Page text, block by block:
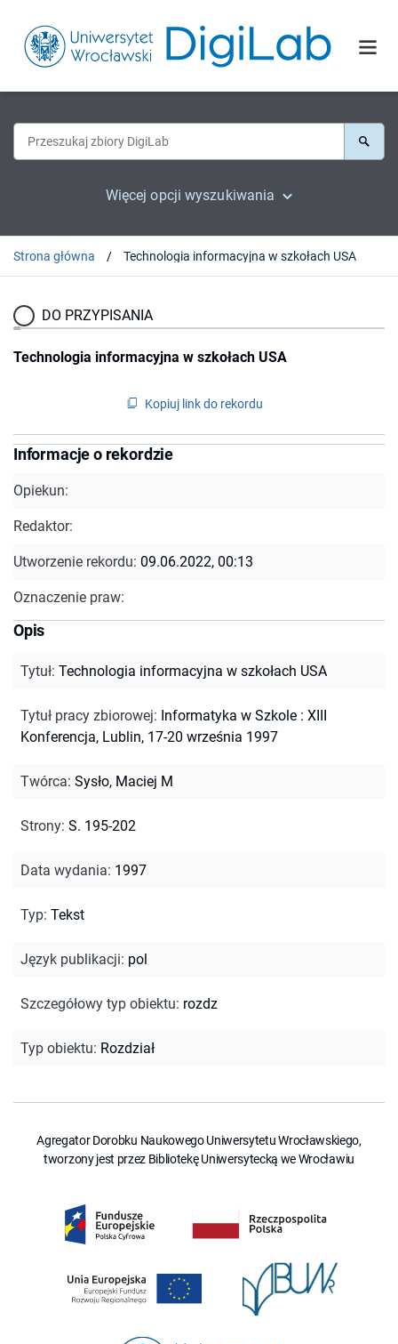
Więcej opcji wyszukiwania
Strona główna Technologia informacyjna w szkołach USA
DO PRZYPISANIA
Technologia informacyjna w szkołach USA
Kopiuj link do rekordu
Informacje o rekordzie
Opiekun:
Redaktor:
Utworzenie rekordu: 09.06.2022, 00:13
Oznaczenie praw:
Opis
Tytuł: Technologia informacyjna w szkołach USA
Tytuł pracy zbiorowej: Informatyka w Szkole : XIII
Konferencja, Lublin, 17-20 września 1997
Twórca: Sysło, Maciej M
Strony: S. 195-202
Data wydania: 1997
Typ: Tekst
Język publikacji: pol
Szczegółowy typ obiektu: rozdz
Typ obiektu: Rozdział
Agregator Dorobku Naukowego Uniwersytetu Wrocławskiego,
tworzony jest przez Bibliotekę Uniwersytecką we Wrocławiu